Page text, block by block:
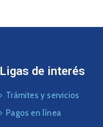
Ligas de interés
Trámites y servicios
Pagos en línea